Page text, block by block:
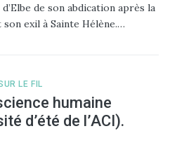
de son abdication après la
exil à Sainte Hélène.…
LE FIL
humaine
d’été de l’ACI).